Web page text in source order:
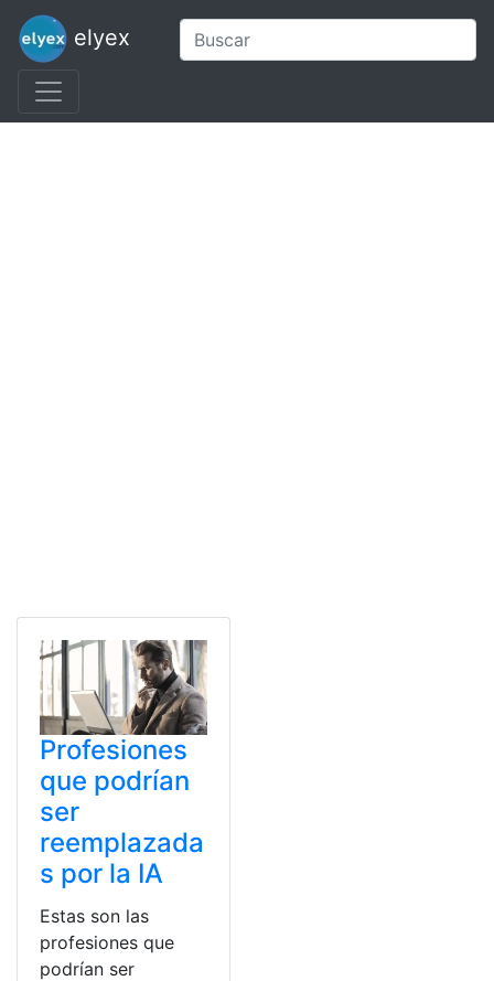
elyex
Profesiones
que podrían
ser
reemplazada
s por la IA
Estas son las
profesiones que
podrían ser